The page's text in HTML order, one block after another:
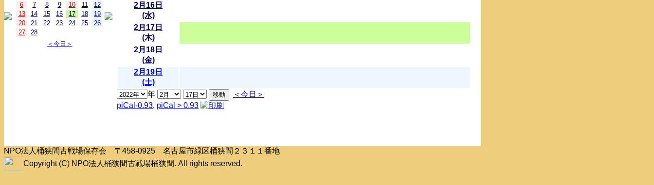
6
7 8 9 10 11
12
13
14 15 16 17 18
19
20
21 22 23 24 25
26
27
28
＜今日＞
2月16日
(水)
2月17日
(木)
2月18日
(金)
2月19日
(土)
年
＜今日＞
piCal-0.93, piCal > 0.93
NPO法人桶狭間古戦場保存会 〒458-0925 名古屋市緑区桶狭間２３１１番地
Copyright (C) NPO法人桶狭間古戦場桶狭間. All rights reserved.